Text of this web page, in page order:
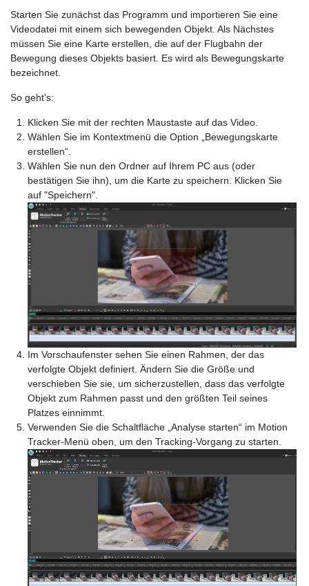
Starten Sie zunächst das Programm und importieren Sie eine
Videodatei mit einem sich bewegenden Objekt. Als Nächstes
müssen Sie eine Karte erstellen, die auf der Flugbahn der
Bewegung dieses Objekts basiert. Es wird als Bewegungskarte
bezeichnet.
So geht's:
Klicken Sie mit der rechten Maustaste auf das Video.
Wählen Sie im Kontextmenü die Option „Bewegungskarte
erstellen“.
Wählen Sie nun den Ordner auf Ihrem PC aus (oder
bestätigen Sie ihn), um die Karte zu speichern. Klicken Sie
auf "Speichern".
Im Vorschaufenster sehen Sie einen Rahmen, der das
verfolgte Objekt definiert. Ändern Sie die Größe und
verschieben Sie sie, um sicherzustellen, dass das verfolgte
Objekt zum Rahmen passt und den größten Teil seines
Platzes einnimmt.
Verwenden Sie die Schaltfläche „Analyse starten“ im Motion
Tracker-Menü oben, um den Tracking-Vorgang zu starten.